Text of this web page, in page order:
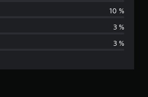
a
10 %
3 %
3 %